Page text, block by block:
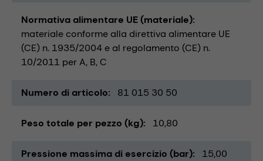
Normativa alimentare UE (materiale)
materiale conforme alla direttiva alimentare UE
(CE) n. 1935/2004 e al regolamento (CE) n.
10/2011 per A, B, C
Numero di articolo 81 015 30 50
Peso totale per pezzo (kg) 10,80
Pressione massima di esercizio (bar) 15,00